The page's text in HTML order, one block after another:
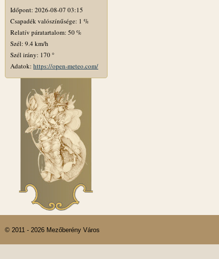
Időpont: 2026-08-07 03:15
Csapadék valószínűsége: 1 %
Relatív páratartalom: 50 %
Szél: 9.4 km/h
Szél irány: 170 °
Adatok: https://open-meteo.com/
© 2011 - 2026 Mezőberény Város